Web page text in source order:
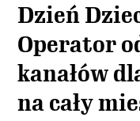
Dzień
Operator
kanałów
na cały